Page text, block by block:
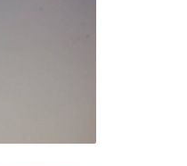
PEDRA